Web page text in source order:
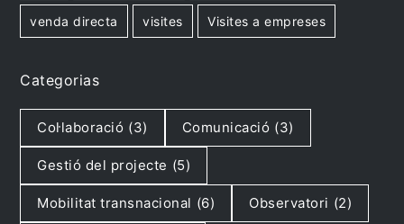
venda directa visites Visites a empreses
Categorias
Col·laboració (3) Comunicació (3)
Gestió del projecte (5)
Mobilitat transnacional (6) Observatori (2)